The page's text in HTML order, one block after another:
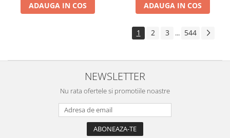
ADAUGA IN COS ADAUGA IN COS
1 2 3 ... 544
NEWSLETTER
Nu rata ofertele si promotiile noastre